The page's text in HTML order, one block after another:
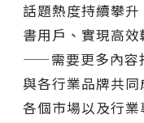
話題熱度持續攀
書用戶、實現高
——需要更多內容
與各行業品牌共
各個市場以及行